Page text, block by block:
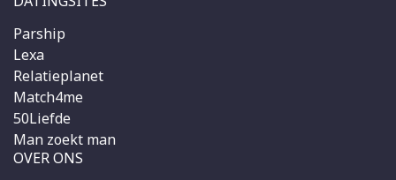
Parship
Lexa
Relatieplanet
Match4me
50Liefde
Man zoekt man
OVER ONS